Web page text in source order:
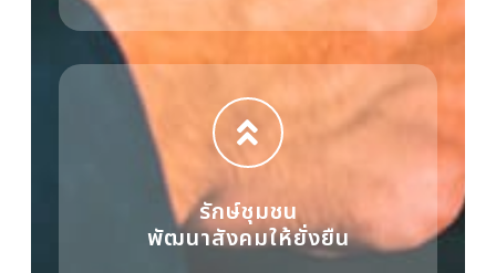
รักษ์ชุมชน
พัฒนาสังคมให้ยั่งยืน